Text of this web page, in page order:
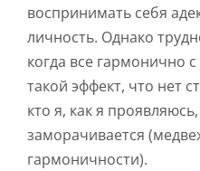
воспринимать себя
личность. Однако
когда все гармонично
такой эффект, что нет
кто я, как я
заморачивается
гармоничности).